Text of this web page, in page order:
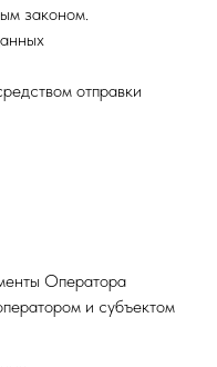
законом.
отправки
Оператора
и субъектом